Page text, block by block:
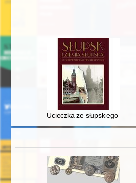
Ucieczka ze słupskiego